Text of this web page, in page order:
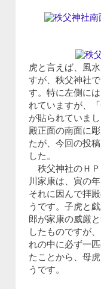
虎と言えば、風
すが、秩父神社
す。特に左側に
れていますが、
が貼られていま
殿正面の南面に
たが、今回の投
した。
秩父神社のＨ
川家康は、寅の
それに因んで拝
うです。子虎と
郎が家康の威厳
したものですが
れの中に必ず一
たことから、母
うです。